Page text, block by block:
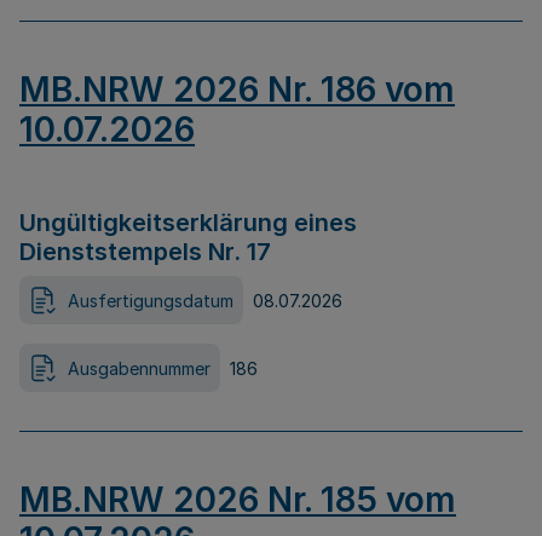
MB.NRW 2026 Nr. 186 vom
10.07.2026
Ungültigkeitserklärung eines
Dienststempels Nr. 17
Ausfertigungsdatum 08.07.2026
Ausgabennummer 186
MB.NRW 2026 Nr. 185 vom